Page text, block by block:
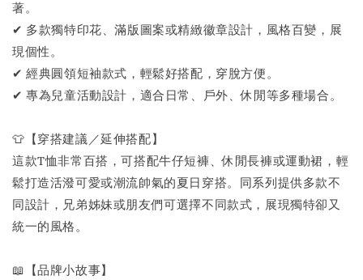
著。
✔ 多款獨特印花、滿版圖案或精緻徽章設計，風格百變，展
現個性。
✔ 經典圓領短袖款式，輕鬆好搭配，穿脫方便。
✔ 專為兒童活動設計，適合日常、戶外、休閒等多種場合。
👕【穿搭建議／延伸搭配】
這款T恤非常百搭，可搭配牛仔短褲、休閒長褲或運動裙，輕
鬆打造活潑可愛或潮流帥氣的夏日穿搭。同系列提供多款不
同設計，兄弟姊妹或朋友們可選擇不同款式，展現獨特卻又
統一的風格。
📖【品牌小故事】